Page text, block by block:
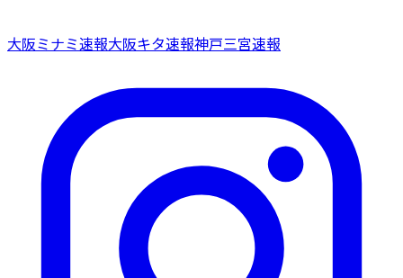
大阪ミナミ速報大阪キタ速報神戸三宮速報